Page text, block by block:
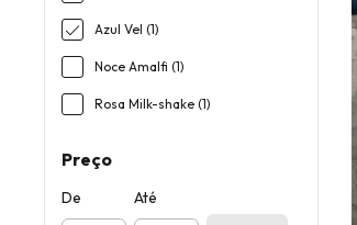
Azul Vel (1)
Noce Amalfi (1)
Rosa Milk-shake (1)
Preço
De
Até